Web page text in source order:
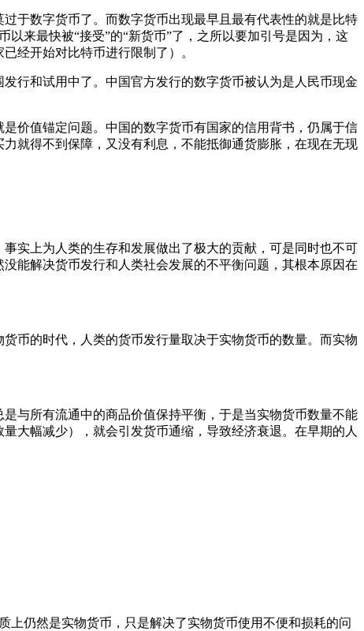
于数字货币了。而数字货币出现最早且最有代表性的就是比特
来最快被“接受”的“新货币”了，之所以要加引号是因为，这
经开始对比特币进行限制了）。
行和试用中了。中国官方发行的数字货币被认为是人民币现金
价值锚定问题。中国的数字货币有国家的信用背书，仍属于信
就得不到保障，又没有利息，不能抵御通货膨胀，在现在无现
实上为人类的生存和发展做出了极大的贡献，可是同时也不可
能解决货币发行和人类社会发展的不平衡问题，其根本原因在
币的时代，人类的货币发行量取决于实物货币的数量。而实物
与所有流通中的商品价值保持平衡，于是当实物货币数量不能
大幅减少），就会引发货币通缩，导致经济衰退。在早期的人
仍然是实物货币，只是解决了实物货币使用不便和损耗的问